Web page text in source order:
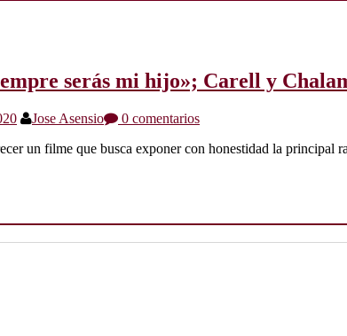
serás mi hijo»; Carell y
Jose Asensio
0 comentarios
un filme que busca exponer con honestidad la principal